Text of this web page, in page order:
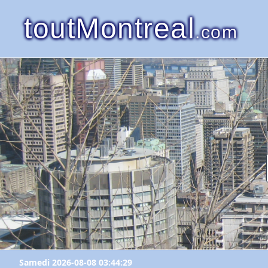
toutMontreal.com
Samedi 2026-08-08 03:44:29